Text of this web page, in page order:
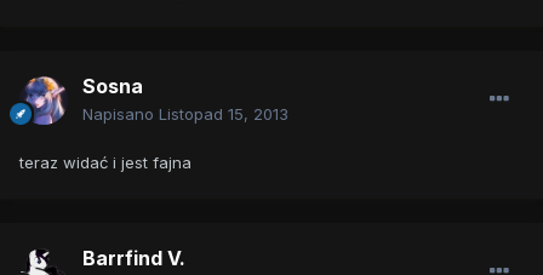
Sosna
Napisano Listopad 15, 2013
teraz widać i jest fajna
Barrfind V.